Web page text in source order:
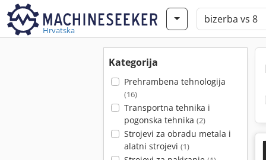
Hrvatska
Kategorija
Prehrambena tehnologija
(16)
Transportna tehnika i
pogonska tehnika (2)
Strojevi za obradu metala i
alatni strojevi (1)